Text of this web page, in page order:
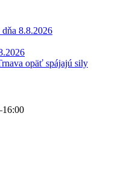
8.8.2026
opäť spájajú sily